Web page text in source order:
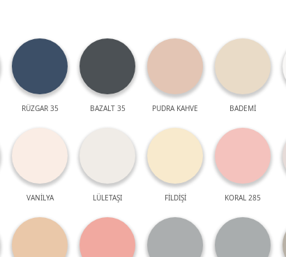
RÜZGAR 35 BAZALT 35 PUDRA KAHVE BADEMİ
VANİLYA LÜLETAŞI FİLDİŞİ KORAL 285